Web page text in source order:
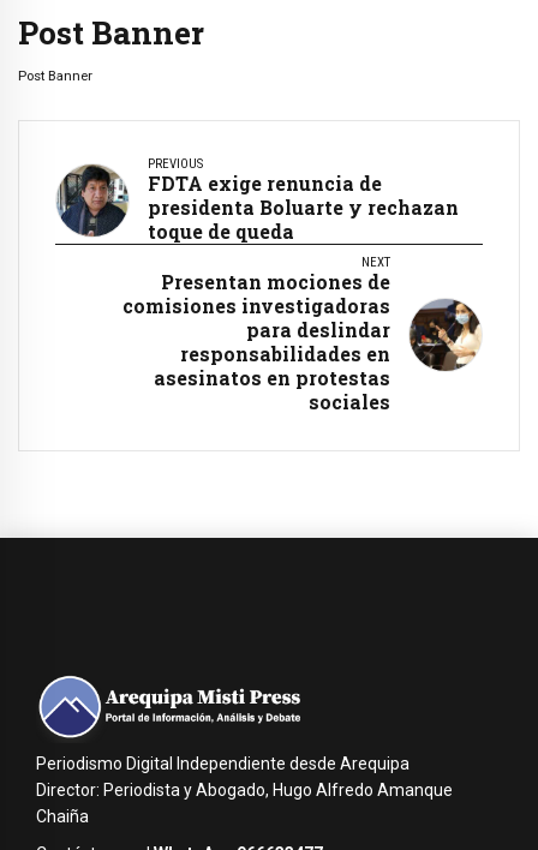
Post Banner
Post Banner
PREVIOUS
FDTA exige renuncia de
presidenta Boluarte y rechazan
toque de queda
NEXT
Presentan mociones de
comisiones investigadoras
para deslindar
responsabilidades en
asesinatos en protestas
sociales
Periodismo Digital Independiente desde Arequipa
Director: Periodista y Abogado, Hugo Alfredo Amanque
Chaiña